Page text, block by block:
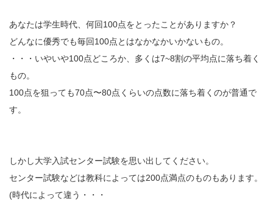
あなたは学生時代、何回100点をとったことがありますか？
どんなに優秀でも毎回100点とはなかなかいかないもの。
・・・いやいや100点どころか、多くは7~8割の平均点に落ち着く
もの。
100点を狙っても70点〜80点くらいの点数に落ち着くのが普通で
す。
しかし大学入試センター試験を思い出してください。
センター試験などは教科によっては200点満点のものもあります。
(時代によって違う・・・